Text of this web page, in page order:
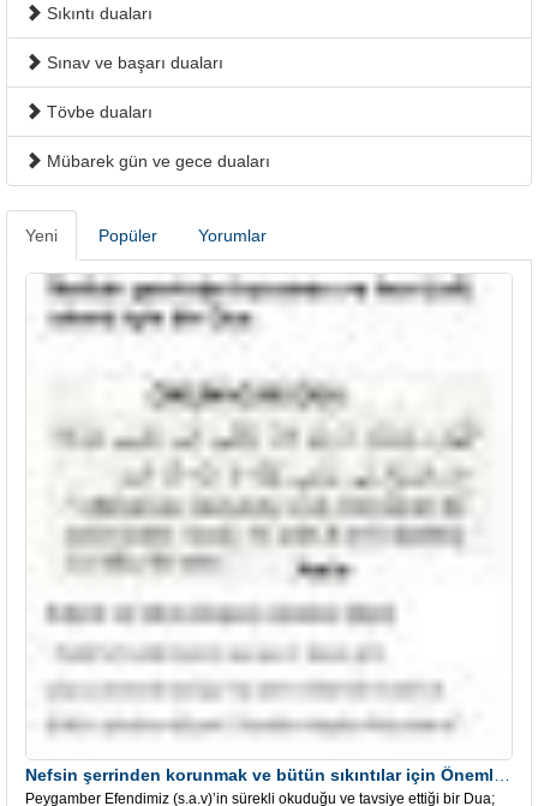
Sıkıntı duaları
Sınav ve başarı duaları
Tövbe duaları
Mübarek gün ve gece duaları
Yeni Popüler Yorumlar
Peygamber Efendimiz (s.a.v)’in sürekli okuduğu ve tavsiye ettiği bir Dua;